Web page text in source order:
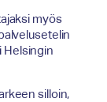
myös
Helsingin
silloin,